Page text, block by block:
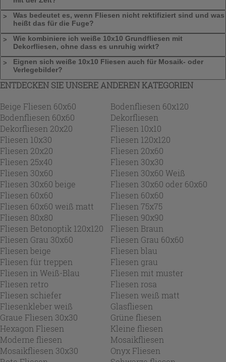
Was bedeutet es, wenn Fliesen nicht rektifiziert sind und was
heißt das für die Fuge?
Wie kombiniere ich weiße 10x10 Grundfliesen mit
Dekorfliesen, ohne dass es unruhig wirkt?
Eignen sich weiße 10x10 Fliesen auch für Mosaik- oder
Verlegebilder?
ENTDECKEN SIE UNSERE ANDEREN KATEGORIEN
Beige Fliesen 60x60
Bodenfliesen 60x120
Bodenfliesen 60x60
Dekorfliesen
Dekorfliesen 20x20
Fliesen 10x10
Fliesen 10x30
Fliesen 120x120
Fliesen 20x20
Fliesen 20x60
Fliesen 25x40
Fliesen 30x30
Fliesen 30x60
Fliesen 30x60 Weiß
Fliesen 30x60 beige
Fliesen 30x60 oder 60x60
Fliesen 60x60
Fliesen 60x60
Fliesen 60x60 weiß matt
Fliesen 75x75
Fliesen 80x80
Fliesen 90x90
Fliesen Betonoptik 120x120
Fliesen Braun
Fliesen Grau 30x60
Fliesen Grau 60x60
Fliesen beige
Fliesen blau
Fliesen für treppen
Fliesen grau
Fliesen in Weiß-Blau
Fliesen mit muster
Fliesen retro
Fliesen rosa
Fliesen schiefer
Fliesen weiß matt
Fliesenkleber weiß
Glasfliesen
Graue Fliesen 30x30
Grüne fliesen
Hexagon Fliesen
Kleine fliesen
Moderne fliesen
Mosaikfliesen
Mosaikfliesen 30x30
Onyx Fliesen